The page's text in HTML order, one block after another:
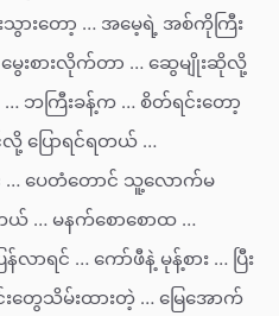
ားတော့ … အမေ့ရဲ့ အစ်ကိုကြီး
ေးစားလိုက်တာ … ဆွေမျိုးဆိုလို့
ဘကြီးခန့်က … စိတ်ရင်းတော့
ပြောရင်ရတယ် …
ပေတံတောင် သူ့လောက်မ
တယ် … မနက်စောစောထ …
လာရင် … ကော်ဖီနဲ့ မုန့်စား … ပြီး
တွေသိမ်းထားတဲ့ … မြေအောက်